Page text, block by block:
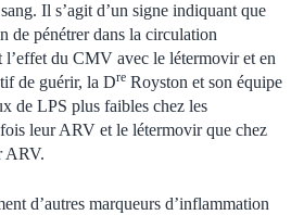
Il s’agit d’un signe indiquant que
de pénétrer dans la circulation
l’effet du CMV avec le létermovir et en
de guérir, la Dre Royston et son équipe
de LPS plus faibles chez les
leur ARV et le létermovir que chez
ARV.
d’autres marqueurs d’inflammation